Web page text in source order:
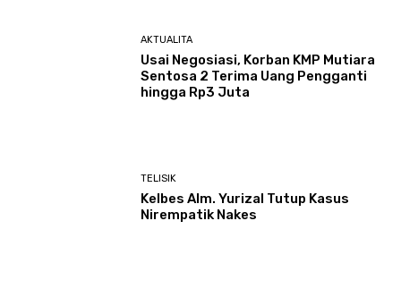
AKTUALITA
Usai Negosiasi, Korban KMP Mutiara
Sentosa 2 Terima Uang Pengganti
hingga Rp3 Juta
TELISIK
Kelbes Alm. Yurizal Tutup Kasus
Nirempatik Nakes